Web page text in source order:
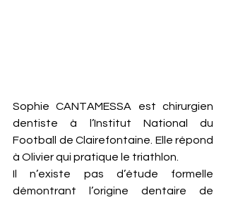
Sophie CANTAMESSA est chirurgien
dentiste à l’Institut National du
Football de Clairefontaine. Elle répond
à Olivier qui pratique le triathlon.
Il n’existe pas d’étude formelle
démontrant l’origine dentaire de